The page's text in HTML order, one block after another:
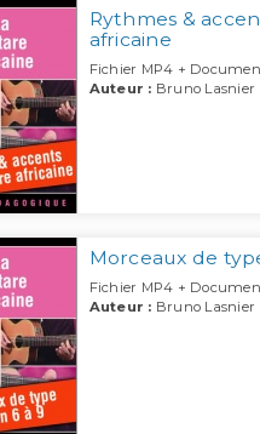
Rythmes &
africaine
Fichier MP4 +
Auteur : Bruno Lasnier
Morceaux de
Fichier MP4 +
Auteur : Bruno Lasnier